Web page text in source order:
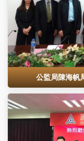
公監局陳海帆